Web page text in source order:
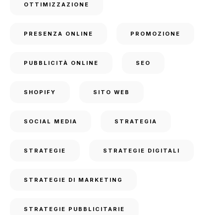
OTTIMIZZAZIONE
PRESENZA ONLINE PROMOZIONE
PUBBLICITÀ ONLINE SEO
SHOPIFY SITO WEB
SOCIAL MEDIA STRATEGIA
STRATEGIE STRATEGIE DIGITALI
STRATEGIE DI MARKETING
STRATEGIE PUBBLICITARIE